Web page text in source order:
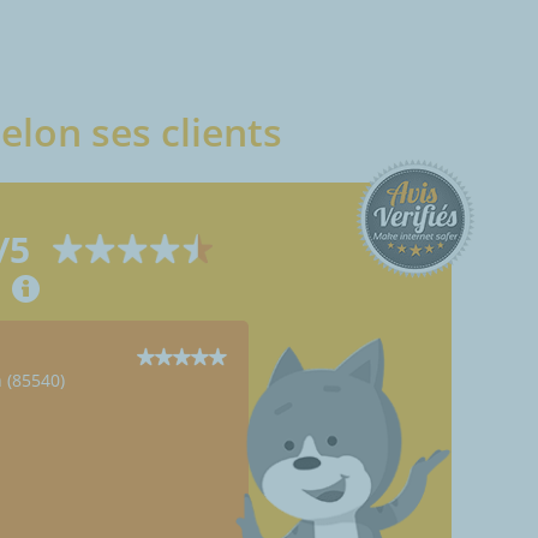
ses clients
Anonymous
Saint-Vincent-Sur-Graon (85540)
A+++